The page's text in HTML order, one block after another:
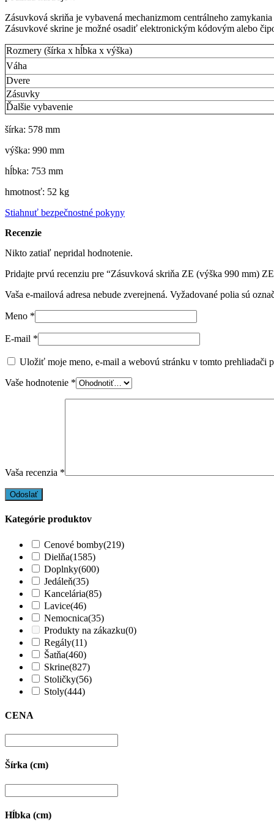
Zásuvková skriňa je vybavená mechanizmom centrálneho
Zásuvkové skrine je možné osadiť elektronickým kódovým alebo
Rozmery (šírka x hĺbka x výška)
Váha
Dvere
Zásuvky
Ďalšie vybavenie
šírka: 578 mm
výška: 990 mm
hĺbka: 753 mm
hmotnosť: 52 kg
Stiahnuť bezpečnostné pokyny
Recenzie
Nikto zatiaľ nepridal hodnotenie.
Pridajte prvú recenziu pre “Zásuvková skriňa ZE (výška 990 mm)
Vaša e-mailová adresa nebude zverejnená. Vyžadované polia sú
Meno *
E-mail *
Uložiť moje meno, e-mail a webovú stránku v tomto prehliadači
Vaše hodnotenie *
Vaša recenzia *
Kategórie produktov
Cenové bomby(219)
Dielňa(1585)
Doplnky(600)
Jedáleň(35)
Kancelária(85)
Lavice(46)
Nemocnica(35)
Produkty na zákazku(0)
Regály(11)
Šatňa(460)
Skrine(827)
Stoličky(56)
Stoly(444)
CENA
Šírka (cm)
Hĺbka (cm)